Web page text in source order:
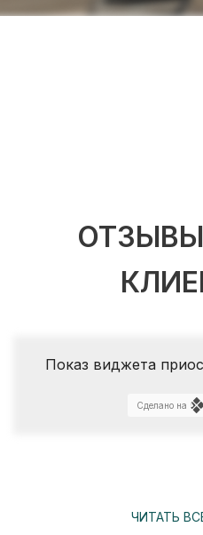
Показ виджета
Сделано на
ЧИТАТЬ